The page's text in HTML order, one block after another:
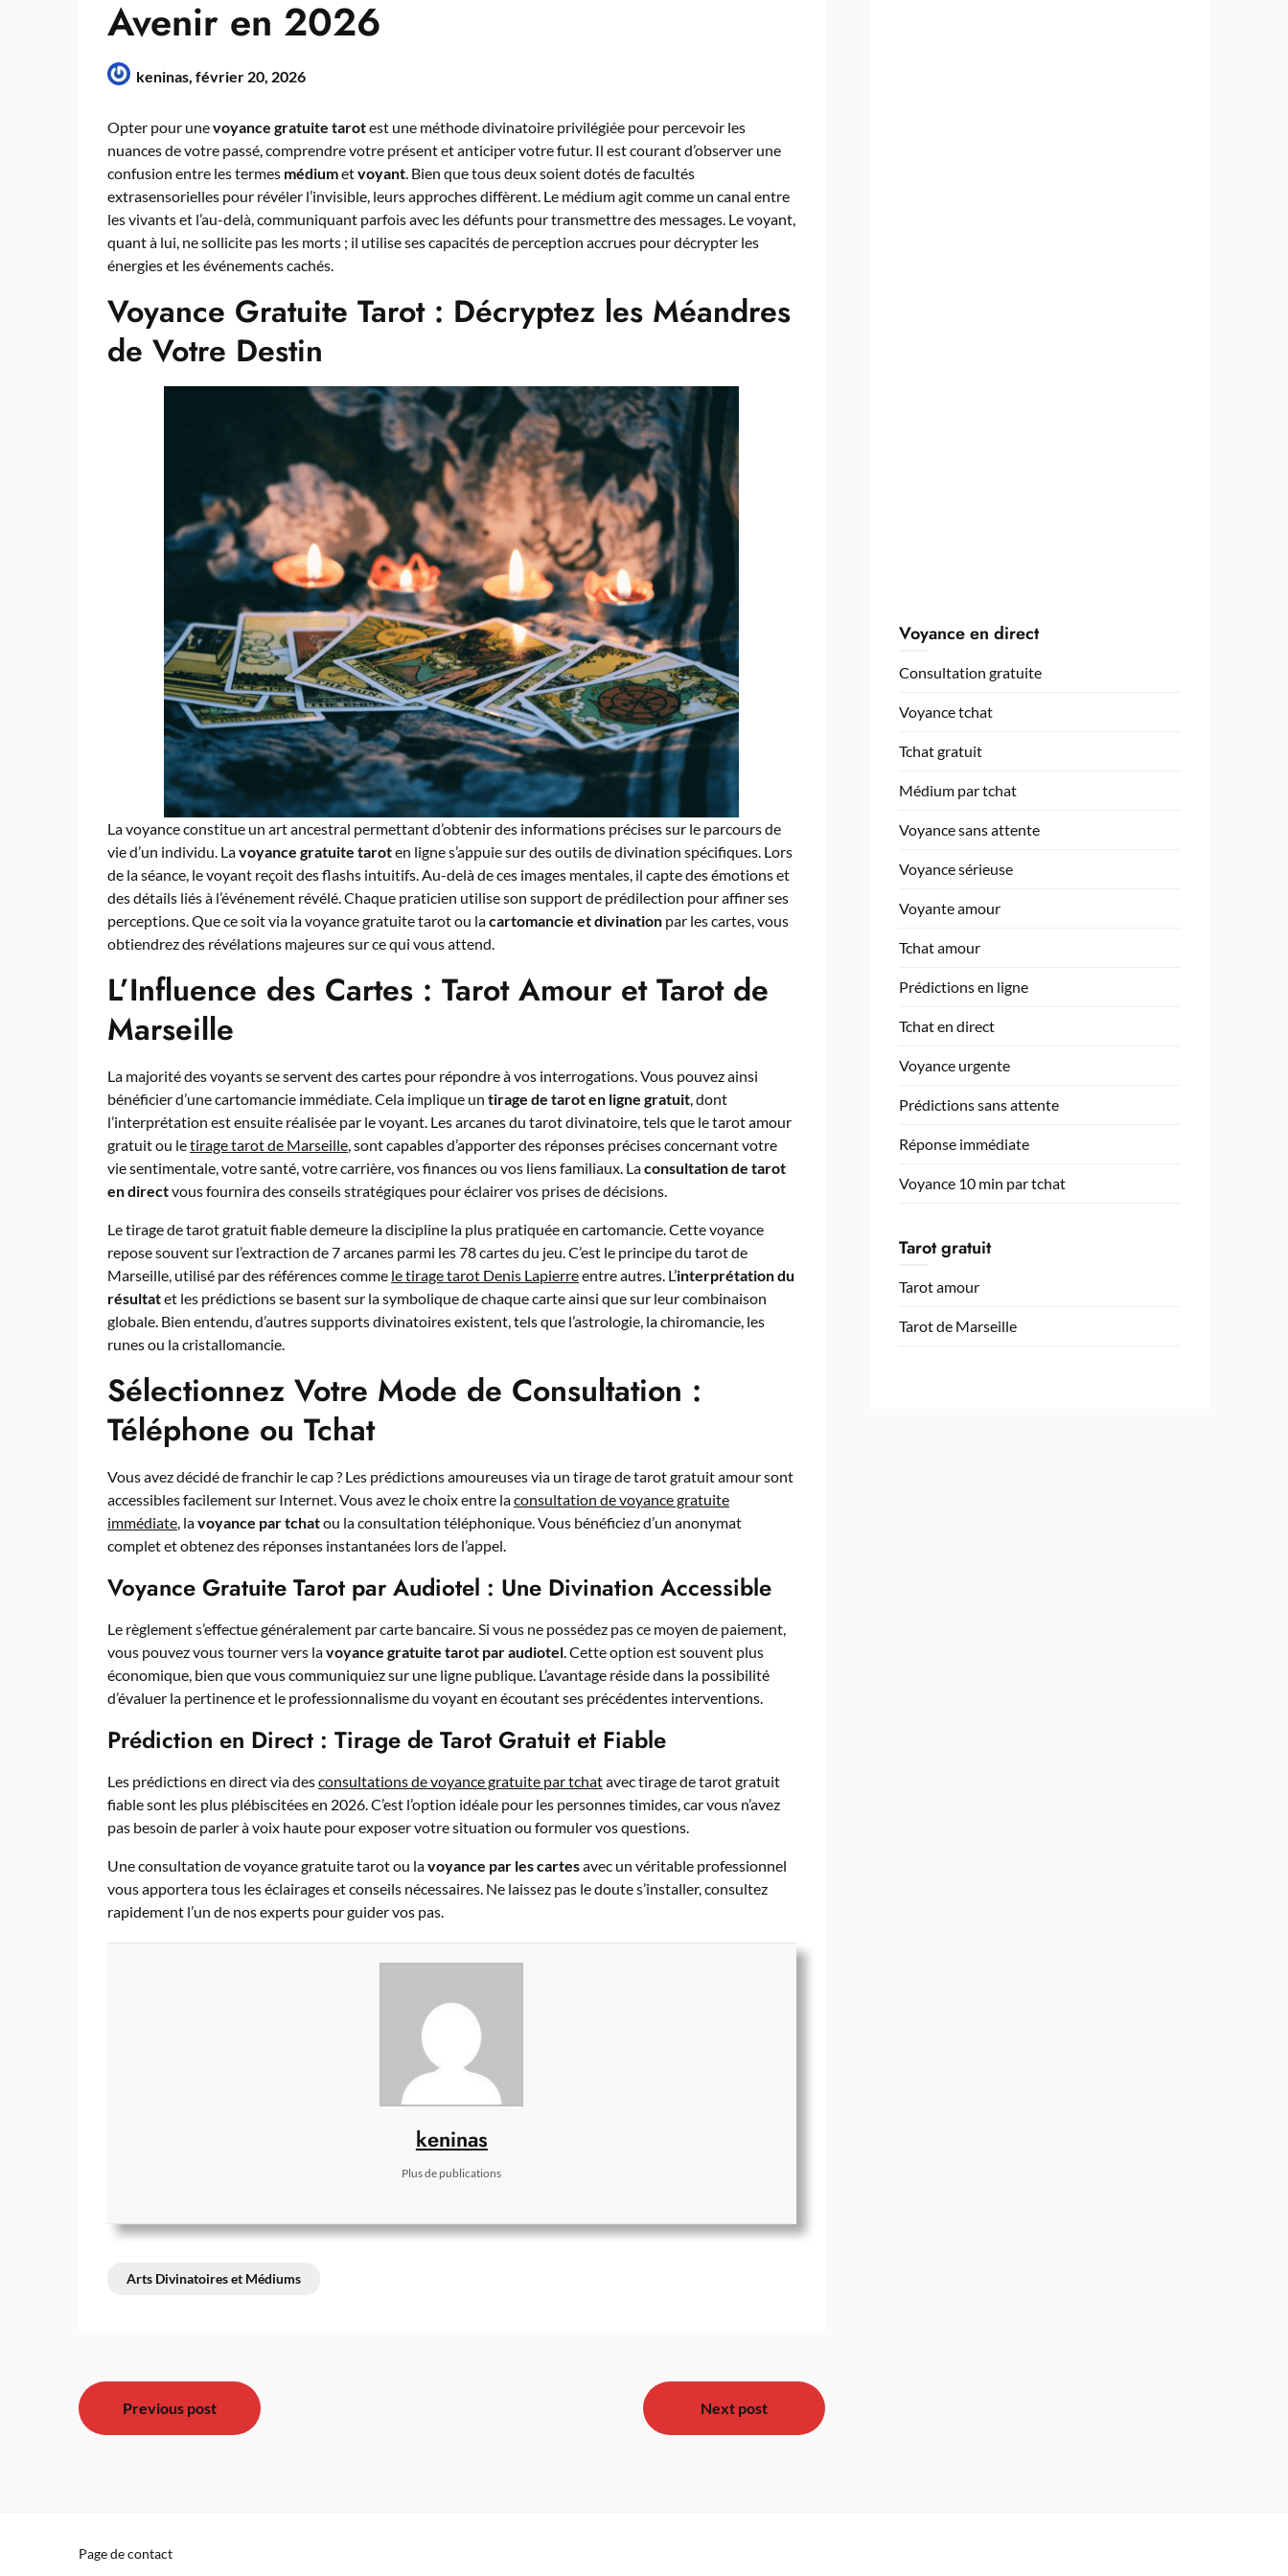
Avenir en 2026
keninas, février 20, 2026
Opter pour unevoyance gratuite tarotest une méthode divinatoire privilégiée pour percevoir les
nuances de votre passé, comprendre votre présent et anticiper votre futur. Il est courant d’observer une
confusion entre les termes médiumetvoyant. Bien que tous deux soient dotés de facultés
extrasensorielles pour révéler l’invisible, leurs approches diffèrent. Le médium agit comme un canal entre
les vivants et l’au-delà, communiquant parfois avec les défunts pour transmettre des messages. Le voyant,
quant à lui, ne sollicite pas les morts ; il utilise ses capacités de perception accrues pour décrypter les
énergies et les événements cachés.
Voyance Gratuite Tarot : Décryptez les Méandres
de Votre Destin
La voyance constitue un art ancestral permettant d’obtenir des informations précises sur le parcours de
vie d’un individu. Lavoyance gratuite taroten ligne s’appuie sur des outils de divination spécifiques. Lors
de la séance, le voyant reçoit des flashs intuitifs. Au-delà de ces images mentales, il capte des émotions et
des détails liés à l’événement révélé. Chaque praticien utilise son support de prédilection pour affiner ses
perceptions. Que ce soit via la voyance gratuite tarot ou lacartomancie et divination par les cartes, vous
obtiendrez des révélations majeures sur ce qui vous attend.
L’Influence des Cartes : Tarot Amour et Tarot de
Marseille
La majorité des voyants se servent des cartes pour répondre à vos interrogations. Vous pouvez ainsi
bénéficier d’une cartomancie immédiate. Cela implique un tirage de tarot en ligne gratuit, dont
l’interprétation est ensuite réalisée par le voyant. Les arcanes du tarot divinatoire, tels que le tarot amour
gratuit ou letirage tarot de Marseille, sont capables d’apporter des réponses précises concernant votre
vie sentimentale, votre santé, votre carrière, vos finances ou vos liens familiaux. Laconsultation de tarot
en directvous fournira des conseils stratégiques pour éclairer vos prises de décisions.
Le tirage de tarot gratuit fiable demeure la discipline la plus pratiquée en cartomancie. Cette voyance
repose souvent sur l’extraction de 7 arcanes parmi les 78 cartes du jeu. C’est le principe du tarot de
Marseille, utilisé par des références comme le tirage tarot Denis Lapierreentre autres. L’interprétation du
résultatet les prédictions se basent sur la symbolique de chaque carte ainsi que sur leur combinaison
globale. Bien entendu, d’autres supports divinatoires existent, tels que l’astrologie, la chiromancie, les
runes ou la cristallomancie.
Sélectionnez Votre Mode de Consultation :
Téléphone ou Tchat
Vous avez décidé de franchir le cap ? Les prédictions amoureuses via un tirage de tarot gratuit amour sont
accessibles facilement sur Internet. Vous avez le choix entre laconsultation de voyance gratuite
immédiate, lavoyance par tchatou la consultation téléphonique. Vous bénéficiez d’un anonymat
complet et obtenez des réponses instantanées lors de l’appel.
Voyance Gratuite Tarot par Audiotel : Une Divination Accessible
Le règlement s’effectue généralement par carte bancaire. Si vous ne possédez pas ce moyen de paiement,
vous pouvez vous tourner vers lavoyance gratuite tarot par audiotel. Cette option est souvent plus
économique, bien que vous communiquiez sur une ligne publique. L’avantage réside dans la possibilité
d’évaluer la pertinence et le professionnalisme du voyant en écoutant ses précédentes interventions.
Prédiction en Direct : Tirage de Tarot Gratuit et Fiable
Les prédictions en direct via desconsultations de voyance gratuite par tchatavec tirage de tarot gratuit
fiable sont les plus plébiscitées en 2026. C’est l’option idéale pour les personnes timides, car vous n’avez
pas besoin de parler à voix haute pour exposer votre situation ou formuler vos questions.
Une consultation de voyance gratuite tarot ou lavoyance par les cartesavec un véritable professionnel
vous apportera tous les éclairages et conseils nécessaires. Ne laissez pas le doute s’installer, consultez
rapidement l’un de nos experts pour guider vos pas.
keninas
Plus de publications
Arts Divinatoires et Médiums
Navigation
de
Previous post Next post
Voyance en direct
Consultation gratuite
Voyance tchat
Tchat gratuit
Médium par tchat
Voyance sans attente
Voyance sérieuse
Voyante amour
Tchat amour
Prédictions en ligne
Tchat en direct
Voyance urgente
Prédictions sans attente
Réponse immédiate
Voyance 10 min par tchat
Tarot gratuit
Tarot amour
Tarot de Marseille
Page de contact